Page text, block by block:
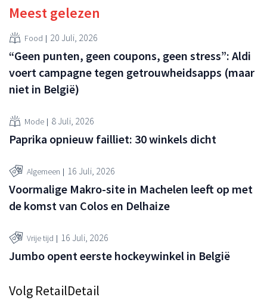
Meest gelezen
Food 20 Juli, 2026
“Geen punten, geen coupons, geen stress”: Aldi
voert campagne tegen getrouwheidsapps (maar
niet in België)
Mode 8 Juli, 2026
Paprika opnieuw failliet: 30 winkels dicht
Algemeen 16 Juli, 2026
Voormalige Makro-site in Machelen leeft op met
de komst van Colos en Delhaize
Vrije tijd 16 Juli, 2026
Jumbo opent eerste hockeywinkel in België
Volg RetailDetail